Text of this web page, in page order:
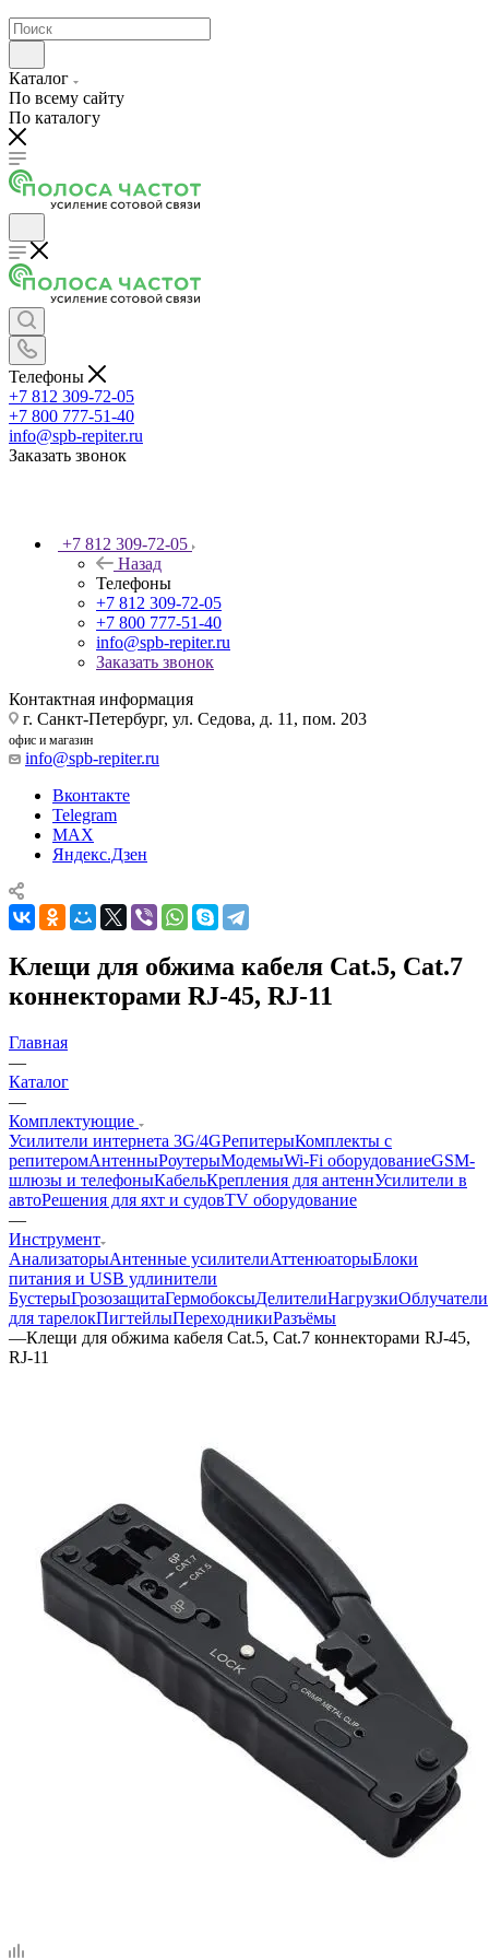
Каталог
По всему сайту
По каталогу
Телефоны
+7 812 309-72-05
+7 800 777-51-40
info@spb-repiter.ru
Заказать звонок
+7 812 309-72-05
Назад
Телефоны
+7 812 309-72-05
+7 800 777-51-40
info@spb-repiter.ru
Заказать звонок
Контактная информация
г. Санкт-Петербург, ул. Седова, д. 11, пом. 203
офис и магазин
info@spb-repiter.ru
Вконтакте
Telegram
MAX
Яндекс.Дзен
Клещи для обжима кабеля Cat.5, Cat.7
коннекторами RJ-45, RJ-11
Главная
—
Каталог
—
Комплектующие
Усилители интернета 3G/4GРепитерыКомплекты с
репитеромАнтенныРоутерыМодемыWi-Fi оборудованиеGSM-
шлюзы и телефоныКабельКрепления для антеннУсилители в
автоРешения для яхт и судовTV оборудование
—
Инструмент
АнализаторыАнтенные усилителиАттенюаторыБлоки
питания и USB удлинители
БустерыГрозозащитаГермобоксыДелителиНагрузкиОблучатели
для тарелокПигтейлыПереходникиРазъёмы
—Клещи для обжима кабеля Cat.5, Cat.7 коннекторами RJ-45,
RJ-11